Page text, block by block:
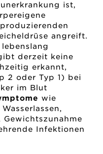
ist,
angreift.
derzeit keine
erkannt,
2 oder Typ 1) bei
im Blut
wie
Gewichtszunahme
Infektionen